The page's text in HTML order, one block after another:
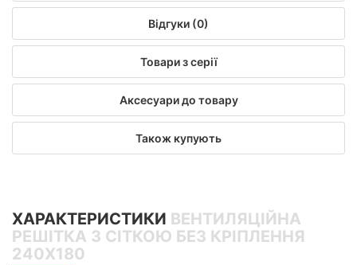
Відгуки (0)
Товари з серії
Аксесуари до товару
Також купують
ХАРАКТЕРИСТИКИ ВЕНТИЛЯЦІЙНА
РЕШІТКА З СІТКОЮ БЕЗ КРІПЛЕННЯ
240X180